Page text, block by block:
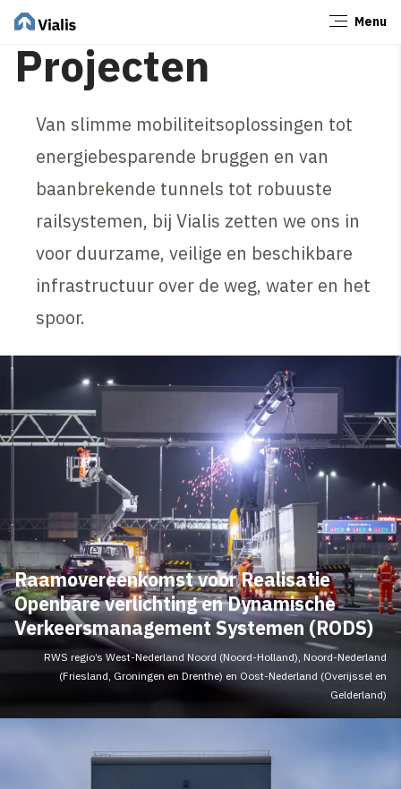
Menu
Projecten
Van slimme mobiliteitsoplossingen tot
energiebesparende bruggen en van
baanbrekende tunnels tot robuuste
railsystemen, bij Vialis zetten we ons in
voor duurzame, veilige en beschikbare
infrastructuur over de weg, water en het
spoor.
Raamovereenkomst voor Realisatie
Openbare verlichting en Dynamische
Verkeersmanagement Systemen (RODS)
RWS regio’s West-Nederland Noord (Noord-Holland), Noord-Nederland
(Friesland, Groningen en Drenthe) en Oost-Nederland (Overijssel en
Gelderland)
Sluiten